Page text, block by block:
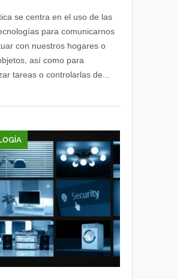
automatizar
tareas
en
se centra en el uso de las
para comunicarnos
con nuestros hogares o
así como para
tareas o controlarlas de...